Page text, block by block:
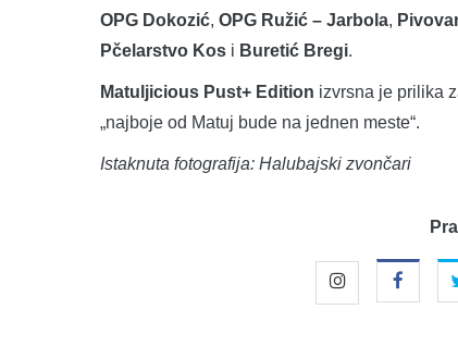
OPG Dokozić, OPG Ružić – Jarbola,
Pčelarstvo Kos i Buretić Bregi.
Matuljicious Pust+ Edition izvrsna je prilika
„najboje od Matuj bude na jednen meste“.
Istaknuta fotografija: Halubajski zvončari